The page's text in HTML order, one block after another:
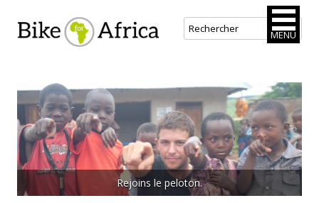
Bike for Africa
contenu
principal
Rejoins le peloton.
MENU